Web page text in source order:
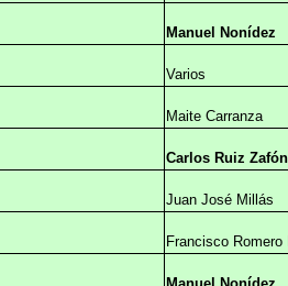
Manuel Nonídez
Varios
Maite Carranza
Carlos Ruiz Zafón
Juan José Millás
Francisco Romero